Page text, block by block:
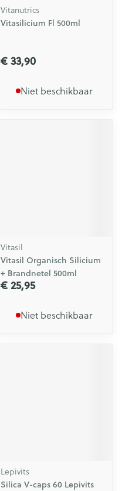
Vitanutrics
Vitasilicium Fl 500ml
€ 33,90
Niet beschikbaar
Vitasil
Vitasil Organisch Silicium
+ Brandnetel 500ml
€ 25,95
Niet beschikbaar
Lepivits
Silica V-caps 60 Lepivits